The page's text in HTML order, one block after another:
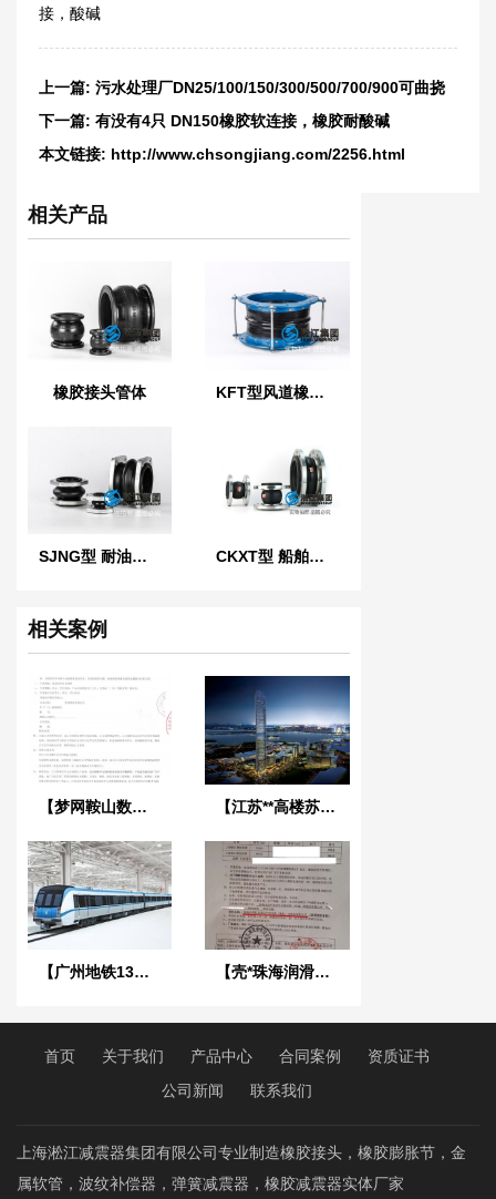
接 ， 酸碱
上一篇: 污水处理厂DN25/100/150/300/500/700/900可曲挠
橡胶软连接
下一篇: 有没有4只 DN150橡胶软连接，橡胶耐酸碱
本文链接: http://www.chsongjiang.com/2256.html
相关产品
橡胶接头管体 KFT型风道橡胶柔性接头
SJNG型 耐油橡胶避震喉 CKXT型 船舶可曲挠橡胶接头
相关案例
【梦网鞍山数据计算中心综合基地项目】不锈钢金属软管合同 【江苏**高楼苏州*金中心】消防用25kg橡胶接头合同
【广州地铁13号线*三标段】金属软管合同 【壳*珠海润滑油有限公司】橡胶接头合同
首页 关于我们 产品中心 合同案例
资质证书
公司新闻
联系我们
上海淞江减震器集团有限公司专业制造橡胶接头，橡胶膨胀节，金
属软管，波纹补偿器，弹簧减震器，橡胶减震器实体厂家